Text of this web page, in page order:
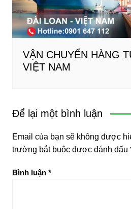
VẬN CHUYỂN HÀNG
VIỆT NAM
Để lại một bình luận
Email của bạn sẽ không được
trường bắt buộc được đánh dấu
Bình luận *